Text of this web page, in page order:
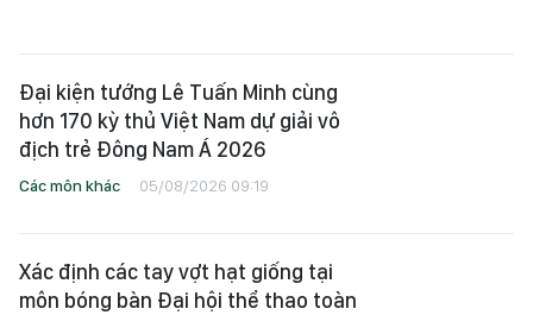
Đại kiện tướng Lê Tuấn Minh cùng
hơn 170 kỳ thủ Việt Nam dự giải vô
địch trẻ Đông Nam Á 2026
Các môn khác 05/08/2026 09:19
Xác định các tay vợt hạt giống tại
môn bóng bàn Đại hội thể thao toàn